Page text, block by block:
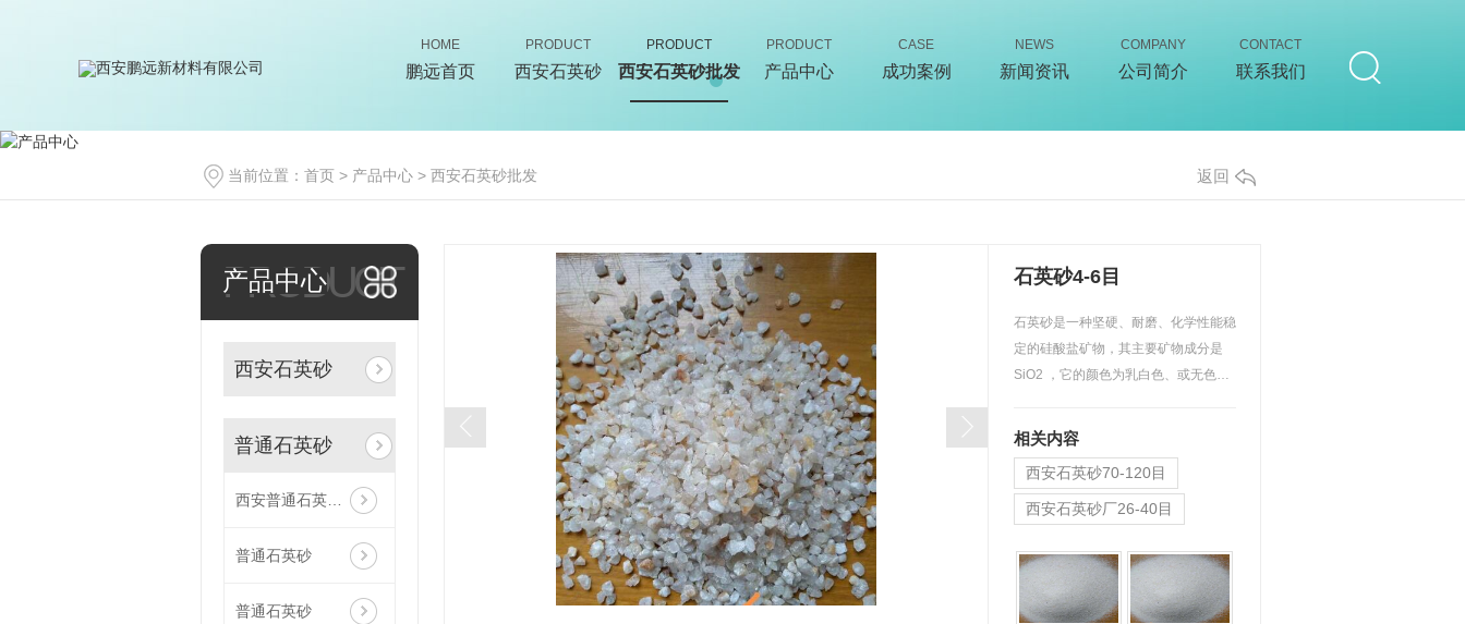
HOME
鹏远首页
PRODUCT
西安石英砂
PRODUCT
西安石英砂批发
PRODUCT
产品中心
CASE
成功案例
NEWS
新闻资讯
COMPANY
公司简介
CONTACT
联系我们
当前位置： 首页 > 产品中心 > 西安石英砂批发 返回
PRODUCT
产品中心
西安石英砂
普通石英砂
西安普通石英砂厂家
普通石英砂
普通石英砂
石英砂4-6目
石英砂是一种坚硬、耐磨、化学性能稳
定的硅酸盐矿物，其主要矿物成分是
SiO2 ，它的颜色为乳白色、或无色半
相关内容
西安石英砂70-120目
西安石英砂厂26-40目